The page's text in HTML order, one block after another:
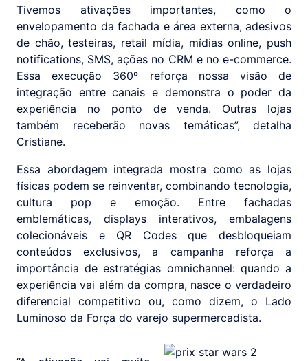
Tivemos ativações importantes, como o
envelopamento da fachada e área externa, adesivos
de chão, testeiras, retail mídia, mídias online, push
notifications, SMS, ações no CRM e no e-commerce.
Essa execução 360º reforça nossa visão de
integração entre canais e demonstra o poder da
experiência no ponto de venda. Outras lojas
também receberão novas temáticas”, detalha
Cristiane.
Essa abordagem integrada mostra como as lojas
físicas podem se reinventar, combinando tecnologia,
cultura pop e emoção. Entre fachadas
emblemáticas, displays interativos, embalagens
colecionáveis e QR Codes que desbloqueiam
conteúdos exclusivos, a campanha reforça a
importância de estratégias omnichannel: quando a
experiência vai além da compra, nasce o verdadeiro
diferencial competitivo ou, como dizem, o Lado
Luminoso da Força do varejo supermercadista.